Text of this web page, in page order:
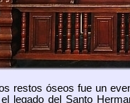
restos óseos fue un
legado del Santo